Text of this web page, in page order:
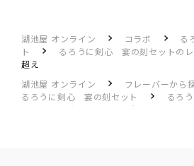
湖池屋 オンライン コラボ
る
ト
るろうに剣心 宴の刻セットの
超え
湖池屋 オンライン
フレーバーから
るろうに剣心 宴の刻セット
るろ
コラボ超え